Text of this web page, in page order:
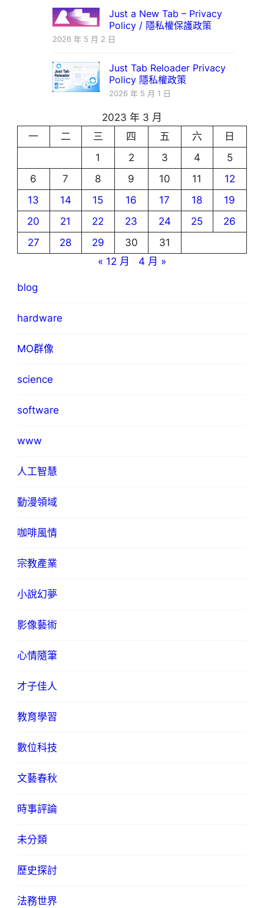
Just a New Tab – Privacy
Policy / 隱私權保護政策
2026 年 5 月 2 日
Just Tab Reloader Privacy
Policy 隱私權政策
2026 年 5 月 1 日
2023 年 3 月
一
二 三 四 五 六
日
1
2 3 4
5
6
7 8 9 10 11
12
13
14 15 16 17 18
19
20
21 22 23 24 25
26
27
28 29 30
31
« 12 月
4 月 »
blog
hardware
MO群像
science
software
www
人工智慧
動漫領域
咖啡風情
宗教產業
小說幻夢
影像藝術
心情隨筆
才子佳人
教育學習
數位科技
文藝春秋
時事評論
未分類
歷史探討
法務世界